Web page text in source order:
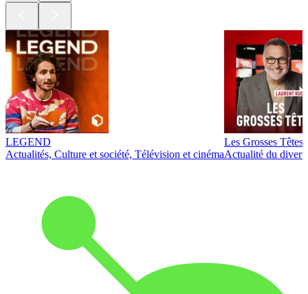
LEGEND
Actualités, Culture et société, Télévision et cinéma
Les Grosses Têtes
Actualité du